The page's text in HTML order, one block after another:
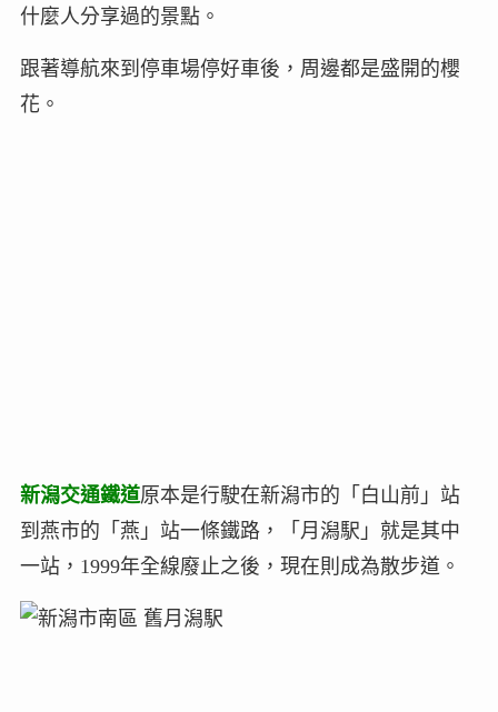
什麼人分享過的景點。
跟著導航來到停車場停好車後，周邊都是盛開的櫻
花。
新潟交通鐵道原本是行駛在新潟市的「白山前」站
到燕市的「燕」站一條鐵路，「月潟駅」就是其中
一站，1999年全線廢止之後，現在則成為散步道。